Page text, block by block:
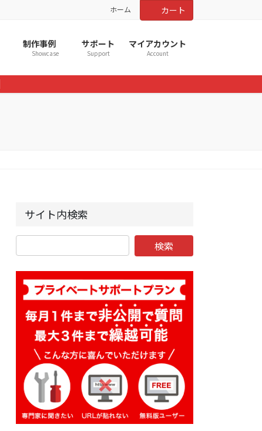
ホーム カート
制作事例
Showcase
サポート
Support
マイアカウント
Account
サイト内検索